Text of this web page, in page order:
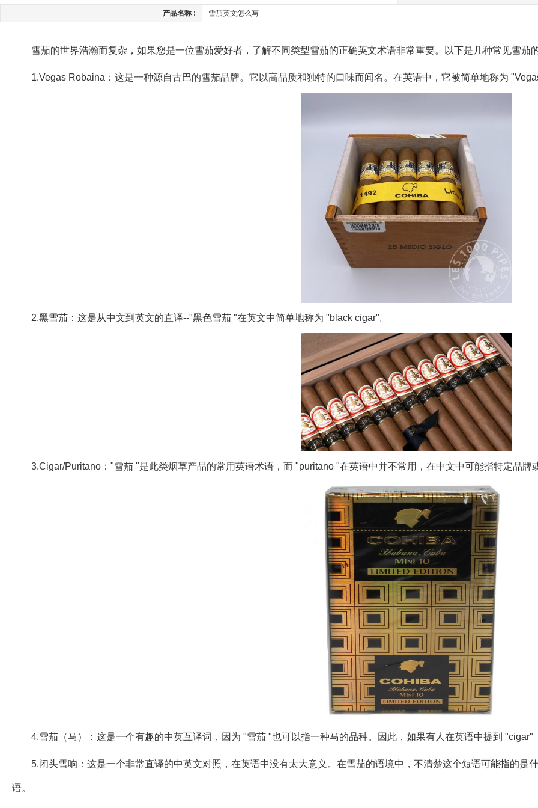
产品名称 : 雪茄英文怎么写
雪茄的世界浩瀚而复杂，如果您是一位雪茄爱好者，了解不同类型雪茄的正确英文术语非常重要。以下是几种常见雪茄
1.Vegas Robaina：这是一种源自古巴的雪茄品牌。它以高品质和独特的口味而闻名。在英语中，它被简单地称为
2.黑雪茄：这是从中文到英文的直译--"黑色雪茄 "在英文中简单地称为 "black cigar"。
3.Cigar/Puritano："雪茄 "是此类烟草产品的常用英语术语，而 "puritano "在英语中并不常用，在中文中可能指特定品牌
4.雪茄（马）：这是一个有趣的中英互译词，因为 "雪茄 "也可以指一种马的品种。因此，如果有人在英语中提到 "cigar"
5.闭头雪响：这是一个非常直译的中英文对照，在英语中没有太大意义。在雪茄的语境中，不清楚这个短语可能指的是
语。